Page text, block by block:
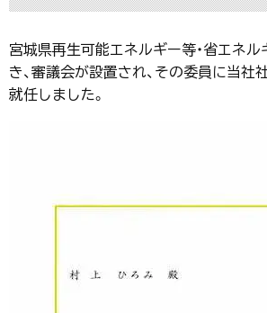
宮城県再生可能エネルギー等・省エネ
き、審議会が設置され、その委員に当
就任しました。